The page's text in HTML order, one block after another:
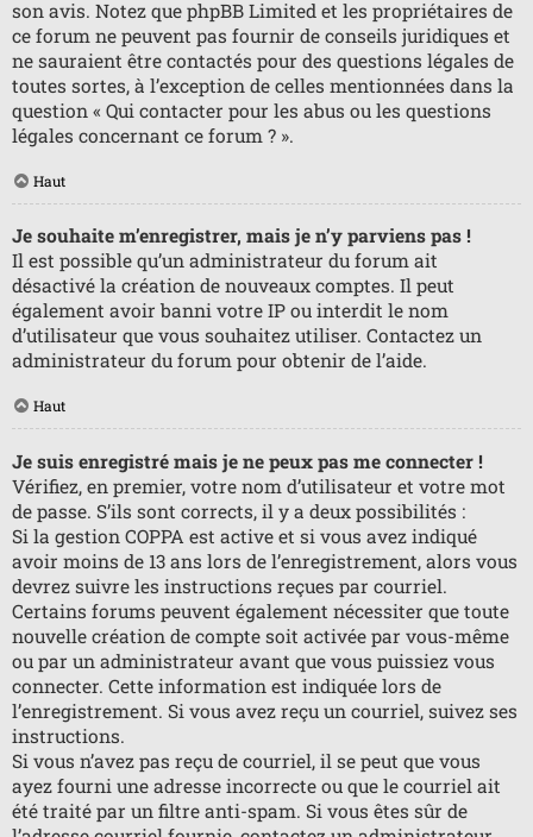
son avis. Notez que phpBB Limited et les propriétaires de
ce forum ne peuvent pas fournir de conseils juridiques et
ne sauraient être contactés pour des questions légales de
toutes sortes, à l’exception de celles mentionnées dans la
question « Qui contacter pour les abus ou les questions
légales concernant ce forum ? ».
Haut
Je souhaite m’enregistrer, mais je n’y parviens pas !
Il est possible qu’un administrateur du forum ait
désactivé la création de nouveaux comptes. Il peut
également avoir banni votre IP ou interdit le nom
d’utilisateur que vous souhaitez utiliser. Contactez un
administrateur du forum pour obtenir de l’aide.
Haut
Je suis enregistré mais je ne peux pas me connecter !
Vérifiez, en premier, votre nom d’utilisateur et votre mot
de passe. S’ils sont corrects, il y a deux possibilités :
Si la gestion COPPA est active et si vous avez indiqué
avoir moins de 13 ans lors de l’enregistrement, alors vous
devrez suivre les instructions reçues par courriel.
Certains forums peuvent également nécessiter que toute
nouvelle création de compte soit activée par vous-même
ou par un administrateur avant que vous puissiez vous
connecter. Cette information est indiquée lors de
l’enregistrement. Si vous avez reçu un courriel, suivez ses
instructions.
Si vous n’avez pas reçu de courriel, il se peut que vous
ayez fourni une adresse incorrecte ou que le courriel ait
été traité par un filtre anti-spam. Si vous êtes sûr de